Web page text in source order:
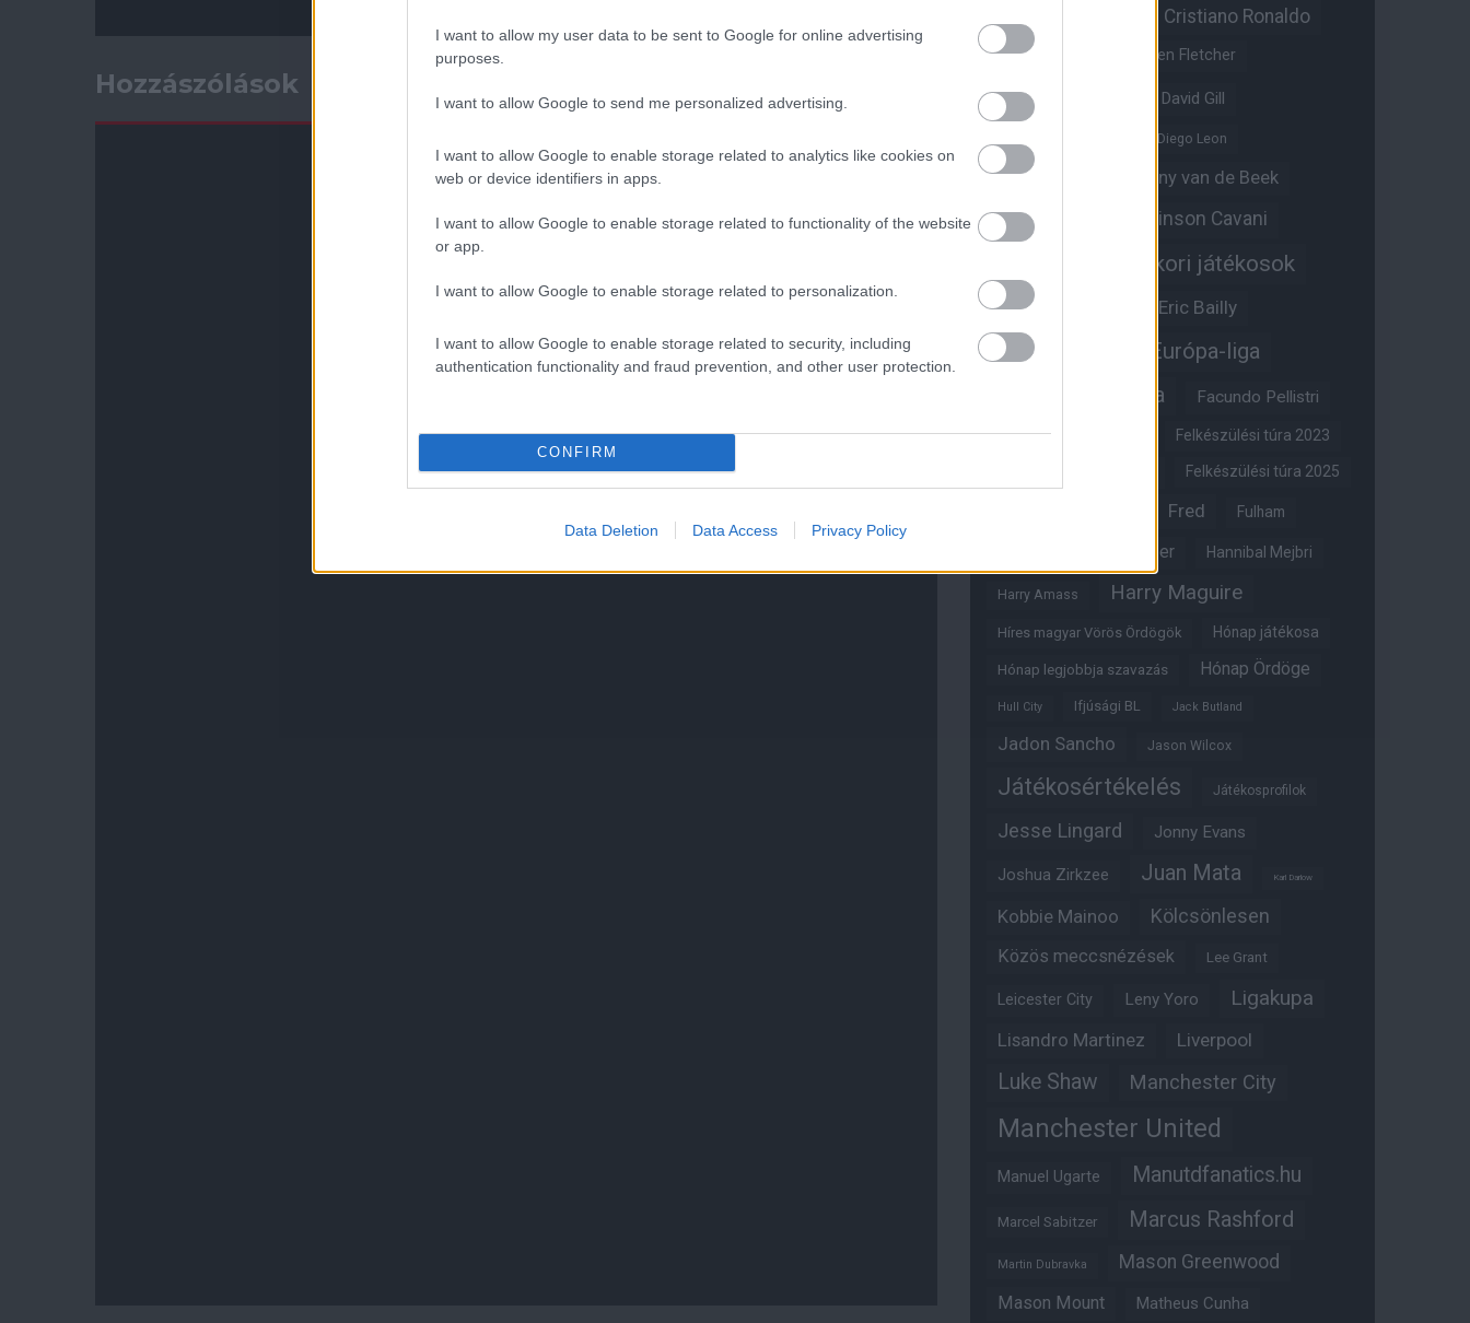
I want to allow my user data to be sent to Google for online advertising
purposes.
I want to allow Google to send me personalized advertising.
I want to allow Google to enable storage related to analytics like cookies on
web or device identifiers in apps.
I want to allow Google to enable storage related to functionality of the website
or app.
I want to allow Google to enable storage related to personalization.
I want to allow Google to enable storage related to security, including
authentication functionality and fraud prevention, and other user protection.
CONFIRM
Data Deletion Data Access Privacy Policy
Hozzászólások
Cristiano Ronaldo
Crystal Palace Darren Fletcher
David De Gea David Gill
Diego Leon
Diogo Dalot
Donny van de Beek
Ed Woodward
Edinson Cavani
Egykori játékosok
Érdekességek Eric Bailly
Erik ten Hag Európa-liga
FA-kupa Facundo Pellistri
Felkészülési túra 2022 Felkészülési túra 2023
Felkészülési túra 2025
Fred Fulham
Glazer Hannibal Mejbri
Harry Amass Harry Maguire
Híres magyar Vörös Ördögök Hónap játékosa
Hónap legjobbja szavazás Hónap Ördöge
Hull City Ifjúsági BL Jack Butland
Jadon Sancho Jason Wilcox
Játékosértékelés Játékosprofilok
Jesse Lingard Jonny Evans
Joshua Zirkzee Juan Mata Karl Darlow
Kobbie Mainoo Kölcsönlesen
Közös meccsnézések Lee Grant
Leicester City Leny Yoro Ligakupa
Lisandro Martinez Liverpool
Luke Shaw Manchester City
Manchester United
Manuel Ugarte Manutdfanatics.hu
Marcel Sabitzer Marcus Rashford
Martin Dubravka Mason Greenwood
Mason Mount Matheus Cunha